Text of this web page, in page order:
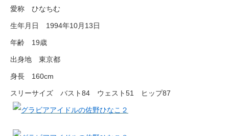
愛称 ひなちむ
生年月日 1994年10月13日
年齢 19歳
出身地 東京都
身長 160cm
スリーサイズ バスト84 ウェスト51 ヒップ87